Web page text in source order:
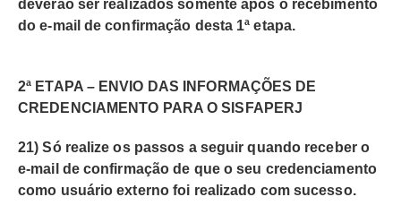
deverão ser realizados somente após o recebimento
do e-mail de confirmação desta 1ª etapa.
2ª ETAPA – ENVIO DAS INFORMAÇÕES DE
CREDENCIAMENTO PARA O SISFAPERJ
21) Só realize os passos a seguir quando receber o
e-mail de confirmação de que o seu credenciamento
como usuário externo foi realizado com sucesso.